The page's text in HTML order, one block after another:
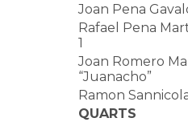
Joan Pena
Rafael Pena
1
Joan Romero
“Juanacho”
Ramon
QUARTS